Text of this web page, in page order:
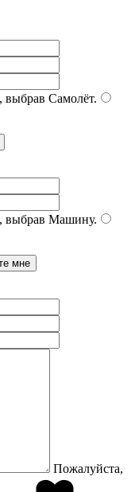
выбрав Самолёт.
выбрав Машину.
Пожалуйста,